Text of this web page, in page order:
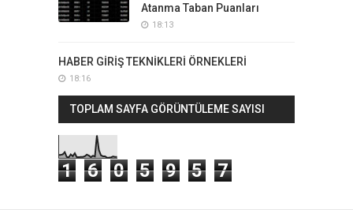
Atanma Taban Puanları
18:13
HABER GİRİŞ TEKNİKLERİ ÖRNEKLERİ
18:16
TOPLAM SAYFA GÖRÜNTÜLEME SAYISI
1 6 0 5 9 5 7